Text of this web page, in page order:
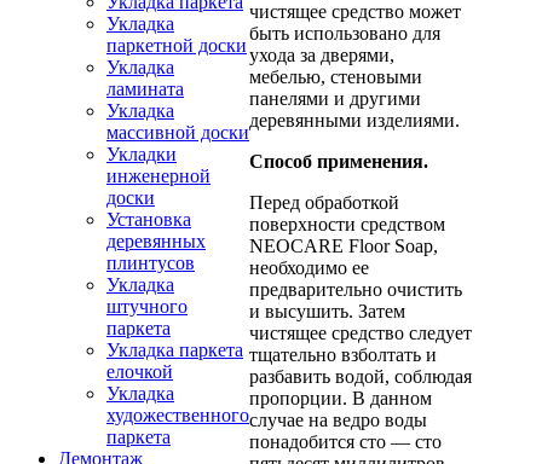
Укладка
паркетной доски
Укладка
ламината
Укладка
массивной доски
Укладки
инженерной
доски
Установка
деревянных
плинтусов
Укладка
штучного
паркета
Укладка паркета
елочкой
Укладка
художественного
паркета
Демонтаж
чистящее средство может
быть использовано для
ухода за дверями,
мебелью, стеновыми
панелями и другими
деревянными изделиями.
Способ применения.
Перед обработкой
поверхности средством
NEOCARE Floor Soap,
необходимо ее
предварительно очистить
и высушить. Затем
чистящее средство следует
тщательно взболтать и
разбавить водой, соблюдая
пропорции. В данном
случае на ведро воды
понадобится сто — сто